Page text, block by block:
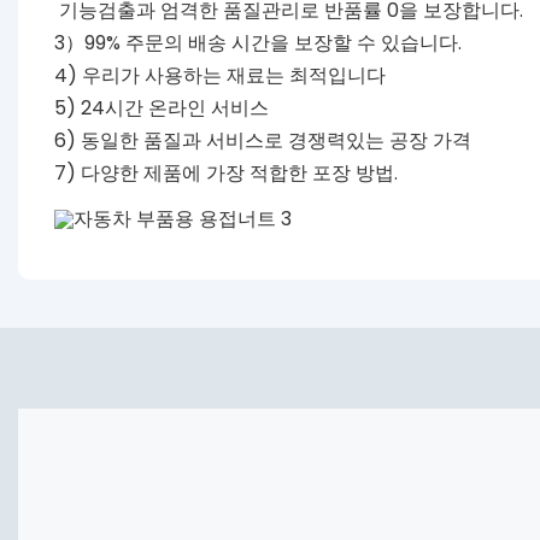
기능검출과 엄격한 품질관리로 반품률 0을 보장합니다.
3）99% 주문의 배송 시간을 보장할 수 있습니다.
4) 우리가 사용하는 재료는 최적입니다
5) 24시간 온라인 서비스
6) 동일한 품질과 서비스로 경쟁력있는 공장 가격
7) 다양한 제품에 가장 적합한 포장 방법.